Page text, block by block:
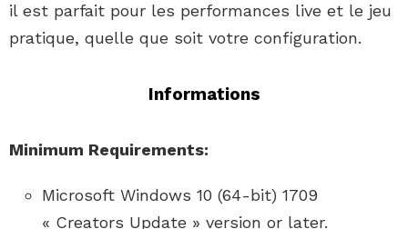
il est parfait pour les performances live et le jeu
pratique, quelle que soit votre configuration.
Informations
Minimum Requirements:
Microsoft Windows 10 (64-bit) 1709
« Creators Update » version or later.